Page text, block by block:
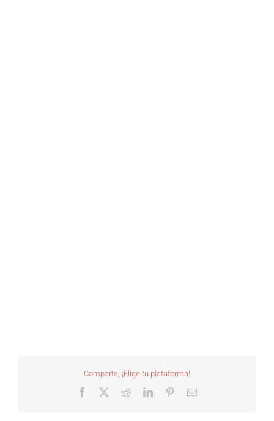
Comparte, ¡Elige tu plataforma!
Facebook RedditLinkedInPinterestCorreo